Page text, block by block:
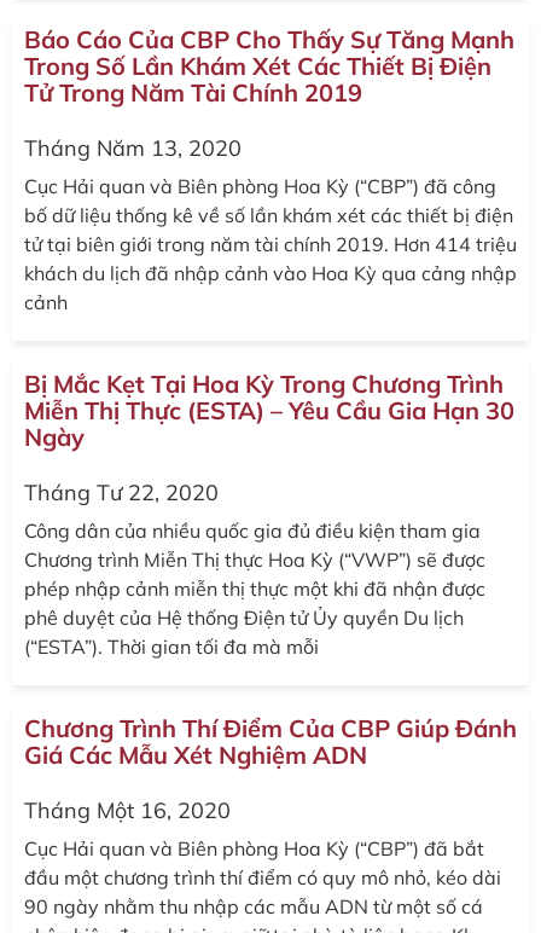
Báo Cáo Của CBP Cho Thấy Sự Tăng Mạnh
Trong Số Lần Khám Xét Các Thiết Bị Điện
Tử Trong Năm Tài Chính 2019
Tháng Năm 13, 2020
Cục Hải quan và Biên phòng Hoa Kỳ (“CBP”) đã công
bố dữ liệu thống kê về số lần khám xét các thiết bị điện
tử tại biên giới trong năm tài chính 2019. Hơn 414 triệu
khách du lịch đã nhập cảnh vào Hoa Kỳ qua cảng nhập
cảnh
Bị Mắc Kẹt Tại Hoa Kỳ Trong Chương Trình
Miễn Thị Thực (ESTA) – Yêu Cầu Gia Hạn 30
Ngày
Tháng Tư 22, 2020
Công dân của nhiều quốc gia đủ điều kiện tham gia
Chương trình Miễn Thị thực Hoa Kỳ (“VWP”) sẽ được
phép nhập cảnh miễn thị thực một khi đã nhận được
phê duyệt của Hệ thống Điện tử Ủy quyền Du lịch
(“ESTA”). Thời gian tối đa mà mỗi
Chương Trình Thí Điểm Của CBP Giúp Đánh
Giá Các Mẫu Xét Nghiệm ADN
Tháng Một 16, 2020
Cục Hải quan và Biên phòng Hoa Kỳ (“CBP”) đã bắt
đầu một chương trình thí điểm có quy mô nhỏ, kéo dài
90 ngày nhằm thu nhập các mẫu ADN từ một số cá